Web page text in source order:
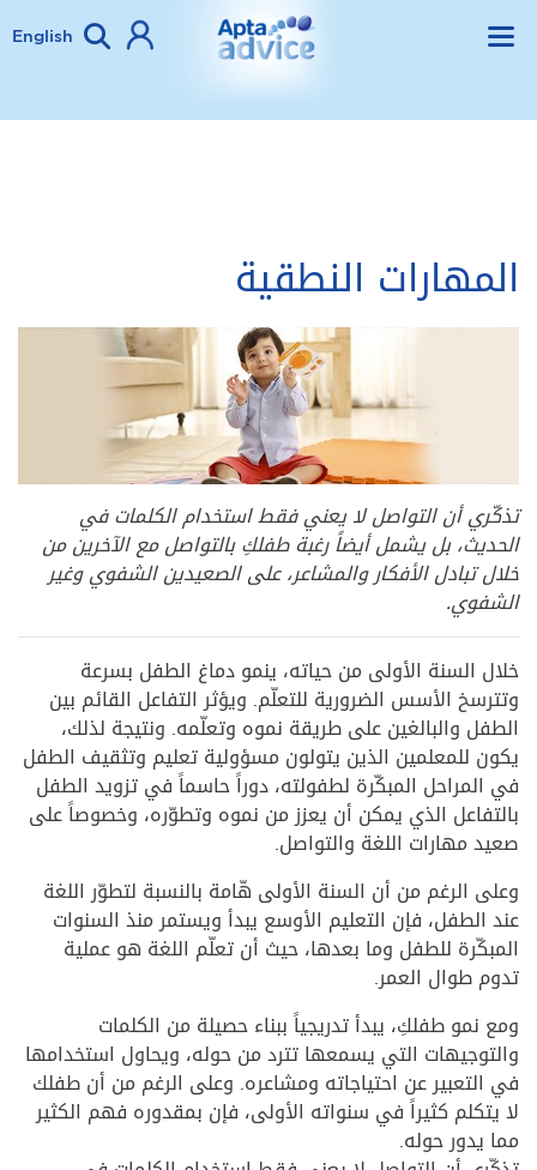
English
المهارات النطقية
تذكّري أن التواصل لا يعني فقط استخدام الكلمات في
الحديث، بل يشمل أيضاً رغبة طفلكِ بالتواصل مع الآخرين من
خلال تبادل الأفكار والمشاعر، على الصعيدين الشفوي وغير
الشفوي.
خلال السنة الأولى من حياته، ينمو دماغ الطفل بسرعة
وتترسخ الأسس الضرورية للتعلّم. ويؤثر التفاعل القائم بين
الطفل والبالغين على طريقة نموه وتعلّمه. ونتيجة لذلك،
يكون للمعلمين الذين يتولون مسؤولية تعليم وتثقيف الطفل
في المراحل المبكّرة لطفولته، دوراً حاسماً في تزويد الطفل
بالتفاعل الذي يمكن أن يعزز من نموه وتطوّره، وخصوصاً على
صعيد مهارات اللغة والتواصل.
وعلى الرغم من أن السنة الأولى هّامة بالنسبة لتطوّر اللغة
عند الطفل، فإن التعليم الأوسع يبدأ ويستمر منذ السنوات
المبكّرة للطفل وما بعدها، حيث أن تعلّم اللغة هو عملية
تدوم طوال العمر.
ومع نمو طفلكِ، يبدأ تدريجياً ببناء حصيلة من الكلمات
والتوجيهات التي يسمعها تترد من حوله، ويحاول استخدامها
في التعبير عن احتياجاته ومشاعره. وعلى الرغم من أن طفلك
لا يتكلم كثيراً في سنواته الأولى، فإن بمقدوره فهم الكثير
مما يدور حوله.